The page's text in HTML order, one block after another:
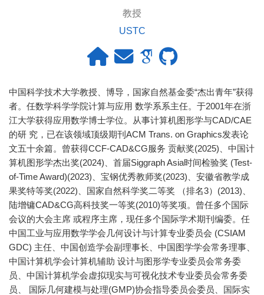
教授
USTC
中国科学技术大学教授、博导，国家自然基金委“杰出青年”获得
者。任数学科学学院计算与应用 数学系系主任。于2001年在浙
江大学获得应用数学博士学位。从事计算机图形学与CAD/CAE
的研 究，已在该领域顶级期刊ACM Trans. on Graphics发表论
文五十余篇。曾获得CCF-CAD&CG服务 贡献奖(2025)、中国计
算机图形学杰出奖(2024)、首届Siggraph Asia时间检验奖 (Test-
of-Time Award)(2023)、宝钢优秀教师奖(2023)、安徽省教学成
果奖特等奖(2022)、国家自然科学奖二等奖 （排名3）(2013)、
陆增镛CAD&CG高科技奖一等奖(2010)等奖项。曾任多个国际
会议的大会主席 或程序主席，现任多个国际学术期刊编委。任
中国工业与应用数学学会几何设计与计算专业委员会 (CSIAM
GDC) 主任、中国创造学会副理事长、中国图学学会常务理事、
中国计算机学会计算机辅助 设计与图形学专业委员会常务委
员、中国计算机学会虚拟现实与可视化技术专业委员会常务委
员、 国际几何建模与处理(GMP)协会指导委员会委员、国际实